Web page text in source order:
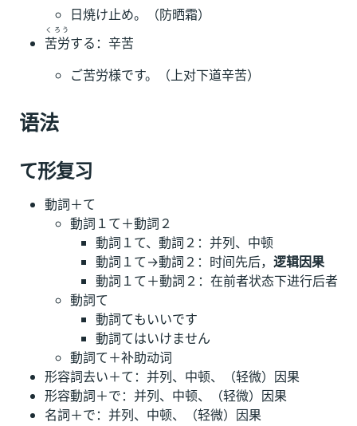
日焼け止め。（防晒霜）
苦労
くろう
する：辛苦
ご苦労様です。（上对下道辛苦）
语法
て形复习
動詞＋て
動詞１て＋動詞２
動詞１て、動詞２：并列、中顿
動詞１て→動詞２：时间先后， 逻辑因果
動詞１て＋動詞２：在前者状态下进行后者
動詞て
動詞てもいいです
動詞てはいけません
動詞て＋补助动词
形容詞去い＋て：并列、中顿、（轻微）因果
形容動詞＋で：并列、中顿、（轻微）因果
名詞＋で：并列、中顿、（轻微）因果